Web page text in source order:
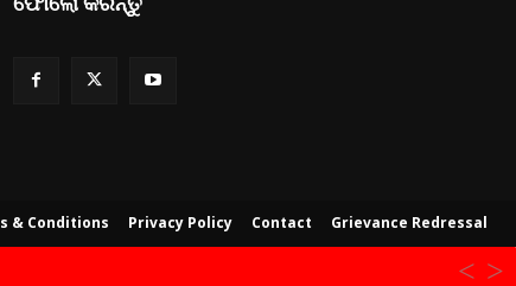
& Conditions Privacy Policy Contact Grievance Redressal